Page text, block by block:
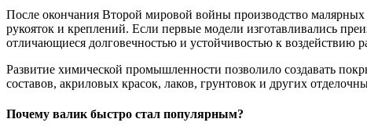
После окончания Второй мировой войны производство
рукояток и креплений. Если первые модели изготавливались
отличающиеся долговечностью и устойчивостью к воздействию
Развитие химической промышленности позволило создавать
составов, акриловых красок, лаков, грунтовок и других
Почему валик быстро стал популярным?